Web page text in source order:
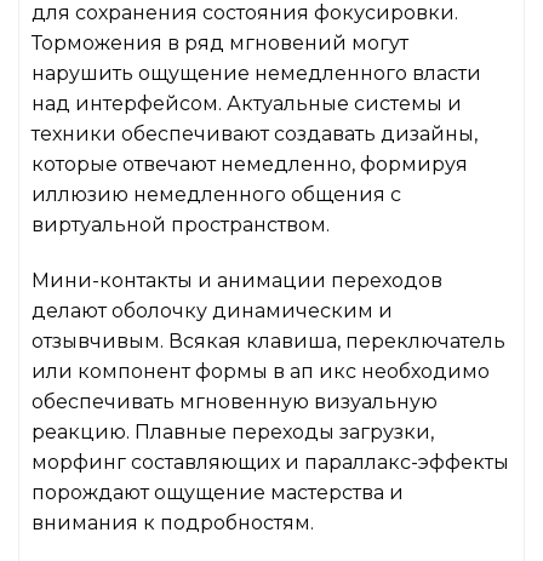
для сохранения состояния фокусировки.
Торможения в ряд мгновений могут
нарушить ощущение немедленного власти
над интерфейсом. Актуальные системы и
техники обеспечивают создавать дизайны,
которые отвечают немедленно, формируя
иллюзию немедленного общения с
виртуальной пространством.
Мини-контакты и анимации переходов
делают оболочку динамическим и
отзывчивым. Всякая клавиша, переключатель
или компонент формы в ап икс необходимо
обеспечивать мгновенную визуальную
реакцию. Плавные переходы загрузки,
морфинг составляющих и параллакс-эффекты
порождают ощущение мастерства и
внимания к подробностям.